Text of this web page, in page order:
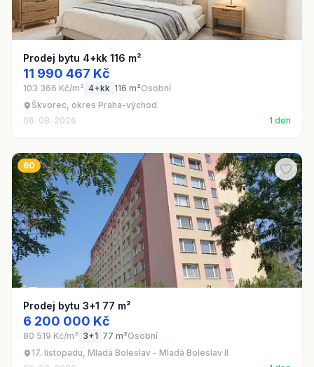
Prodej bytu 4+kk 116 m²
11 990 467 Kč
103 366 Kč/m² 4+kk 116 m²Osobní
Škvorec, okres Praha-východ
06. 08. 2026
1 den
60
Prodej bytu 3+1 77 m²
6 200 000 Kč
80 519 Kč/m² 3+1 77 m²Osobní
17. listopadu, Mladá Boleslav - Mladá Boleslav II